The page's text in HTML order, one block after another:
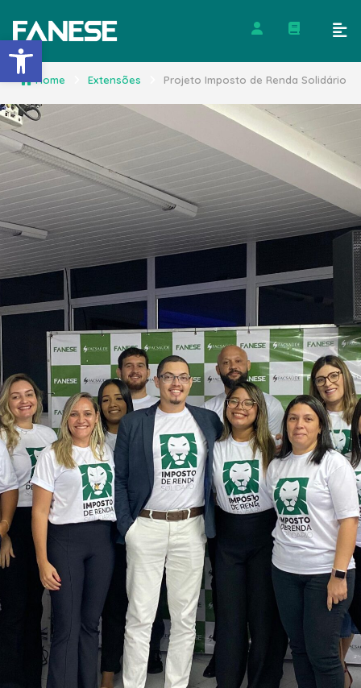
Barra de Ferramentas
Home Extensões Projeto Imposto de Renda Solidário